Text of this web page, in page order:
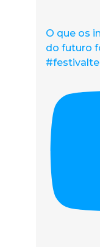
O que os
do futuro